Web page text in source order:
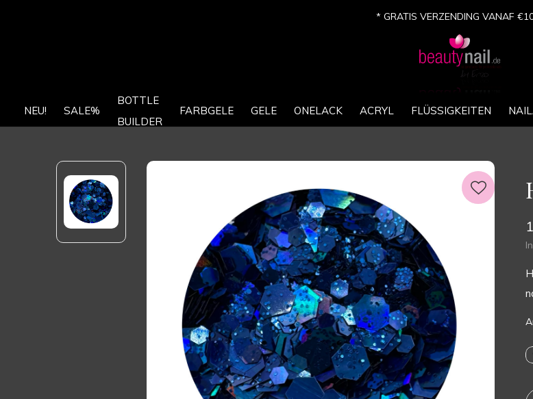
NEU! SALE%
BOTTLE
BUILDER
FARBGELE GELE ONELACK ACRYL FLÜSSIGKEITEN
* GRATIS VERZENDING VANAF